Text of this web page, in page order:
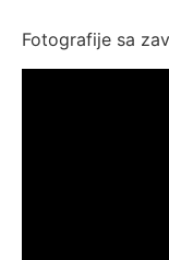
Fotografije sa